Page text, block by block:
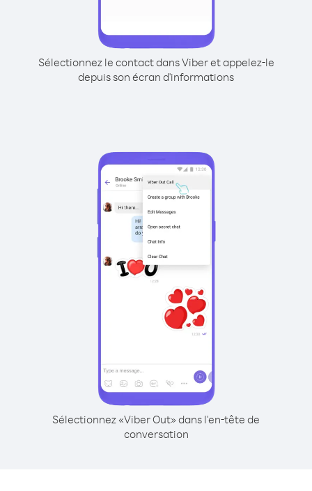
Sélectionnez le contact dans Viber et appelez-le
depuis son écran d'informations
Sélectionnez «Viber Out» dans l'en-tête de
conversation